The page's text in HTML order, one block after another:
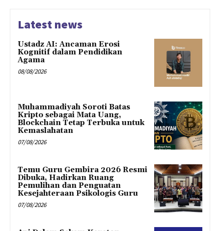
Latest news
Ustadz AI: Ancaman Erosi
Kognitif dalam Pendidikan
Agama
08/08/2026
Muhammadiyah Soroti Batas
Kripto sebagai Mata Uang,
Blockchain Tetap Terbuka untuk
Kemaslahatan
07/08/2026
Temu Guru Gembira 2026 Resmi
Dibuka, Hadirkan Ruang
Pemulihan dan Penguatan
Kesejahteraan Psikologis Guru
07/08/2026